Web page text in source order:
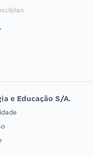
DE ORDEM
e Educação S/A.